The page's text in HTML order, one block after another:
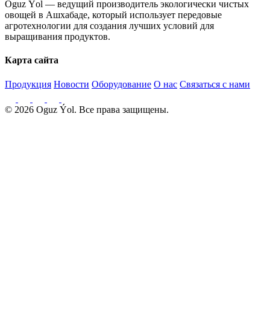
Oguz Ýol — ведущий производитель экологически чистых
овощей в Ашхабаде, который использует передовые
агротехнологии для создания лучших условий для
выращивания продуктов.
Карта сайта
Продукция Новости Оборудование О нас Связаться с нами
© 2026 Oguz Ýol. Все права защищены.